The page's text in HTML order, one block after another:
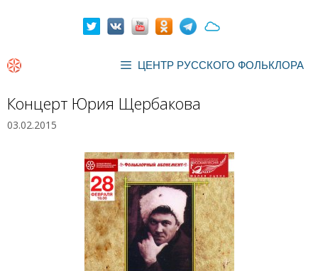
ЦЕНТР РУССКОГО ФОЛЬКЛОРА
Концерт Юрия Щербакова
03.02.2015